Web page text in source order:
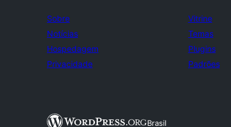
Sobre
Notícias
Hospedagem
Privacidade
Vitrine
Temas
Plugins
Padrões
Brasil